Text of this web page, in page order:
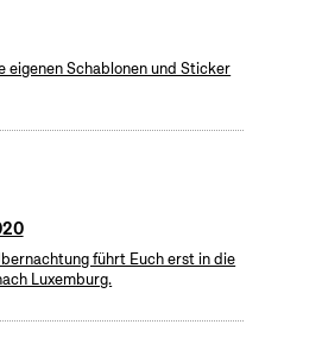
eigenen Schablonen und Sticker
führt Euch erst in die
Luxemburg.